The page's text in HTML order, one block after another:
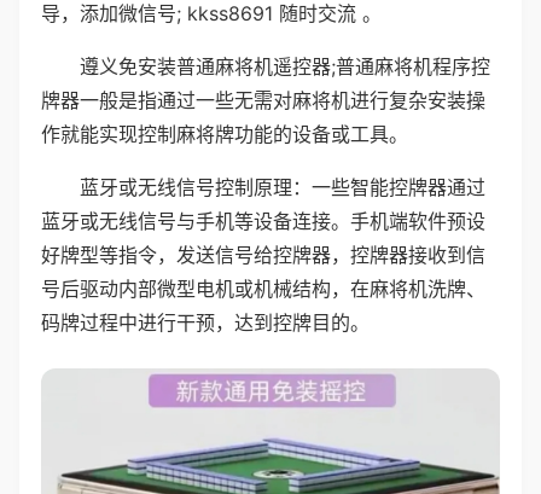
导，添加微信号; kkss8691 随时交流 。
遵义免安装普通麻将机遥控器;普通麻将机程序控
牌器一般是指通过一些无需对麻将机进行复杂安装操
作就能实现控制麻将牌功能的设备或工具。
蓝牙或无线信号控制原理：一些智能控牌器通过
蓝牙或无线信号与手机等设备连接。手机端软件预设
好牌型等指令，发送信号给控牌器，控牌器接收到信
号后驱动内部微型电机或机械结构，在麻将机洗牌、
码牌过程中进行干预，达到控牌目的。